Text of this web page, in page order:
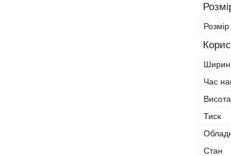
Розмір
Час
Висота
Тиск
Стан